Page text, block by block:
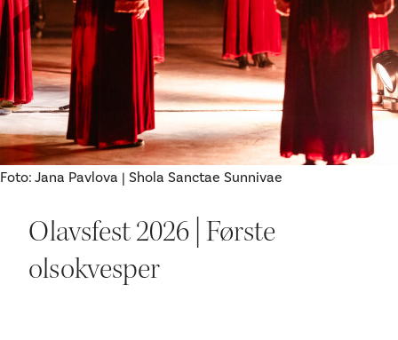
Ditt besøk
Foto: Jana Pavlova | Shola Sanctae Sunnivae
Olavsfest 2026 | Første
olsokvesper